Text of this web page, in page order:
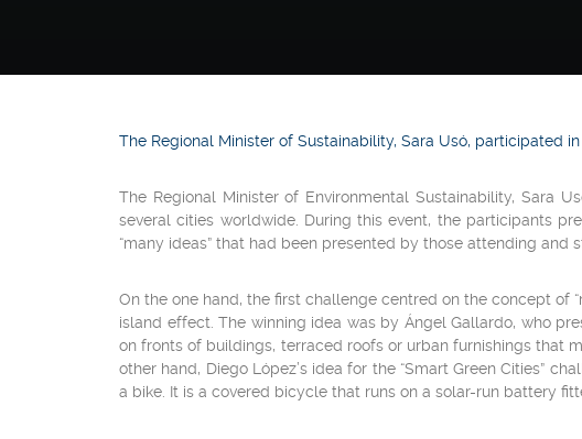
The Regional Minister of Sustainability, Sara Usó, participated
The Regional Minister of Environmental Sustainability, Sara
several cities worldwide. During this event, the participants
“many ideas” that had been presented by those attending and
On the one hand, the first challenge centred on the concept of
island effect. The winning idea was by Ángel Gallardo, who
on fronts of buildings, terraced roofs or urban furnishings that
other hand, Diego López’s idea for the “Smart Green Cities”
a bike. It is a covered bicycle that runs on a solar-run battery